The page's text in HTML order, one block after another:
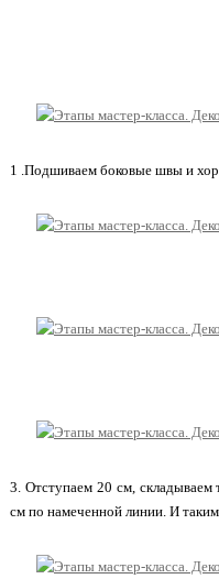
1 .Подшиваем боковые швы и
3. Отступаем 20 см, складываем
см по намеченной линии. И